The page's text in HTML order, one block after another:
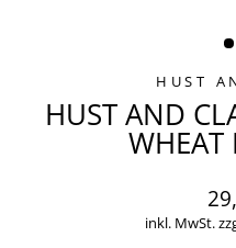
HUST
HUST AND
WHEAT
inkl. MwSt.